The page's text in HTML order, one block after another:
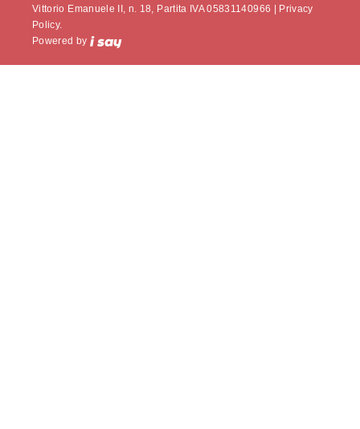
Vittorio Emanuele II, n. 18, Partita IVA 05831140966 |
Privacy
Policy.
Powered by